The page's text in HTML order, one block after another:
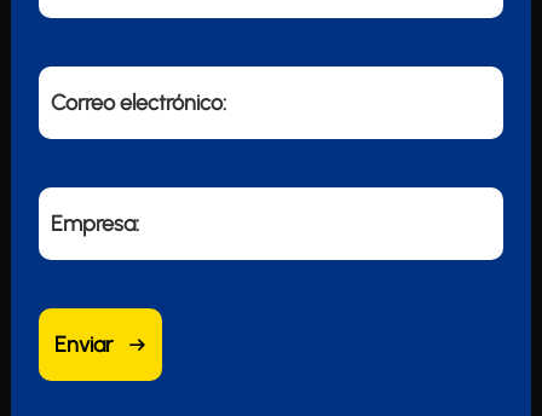
Correo electrónico:
Empresa:
Enviar